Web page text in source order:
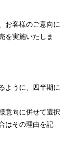
お客様のご意向に
を実施いたしま
ように、四半期に
意向に併せて選択
はその理由を記